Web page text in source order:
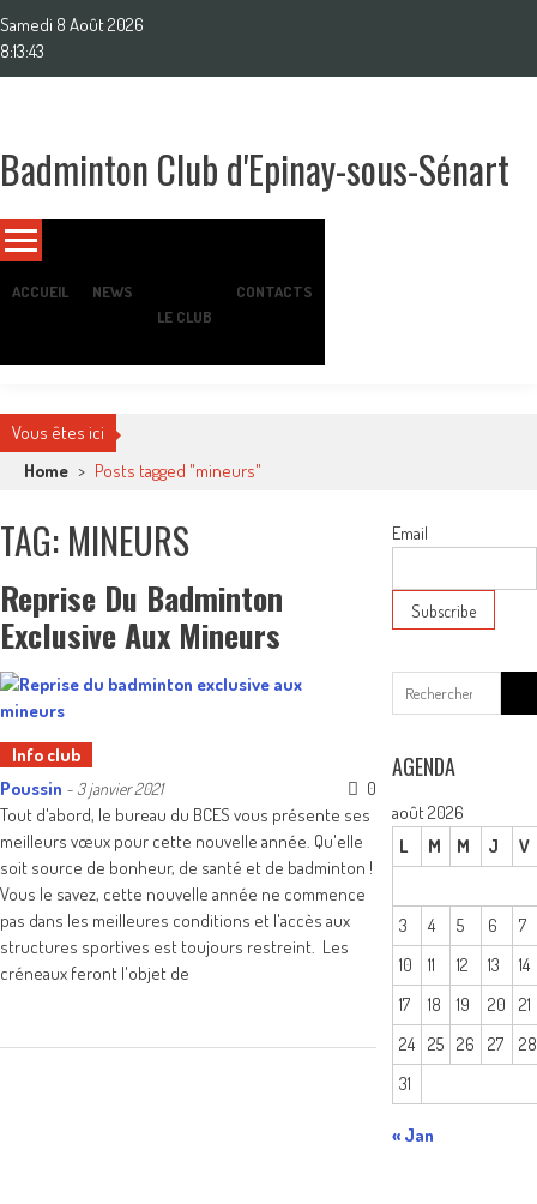
to
content
Samedi 8 Août 2026
8:13:45
Badminton Club d'Epinay-sous-Sénart
ACCUEIL
NEWS
LE CLUB
CONTACTS
Vous êtes ici
Home > Posts tagged "mineurs"
TAG: MINEURS
Reprise Du Badminton
Exclusive Aux Mineurs
Info club
Poussin - 3 janvier 2021
0
Tout d'abord, le bureau du BCES vous présente ses
meilleurs vœux pour cette nouvelle année. Qu'elle
soit source de bonheur, de santé et de badminton !
Vous le savez, cette nouvelle année ne commence
pas dans les meilleures conditions et l'accès aux
structures sportives est toujours restreint. Les
créneaux feront l'objet de
Email
for:
AGENDA
août 2026
L
M M J V
3 4 5 6
7
10
11 12 13
14
17
18 19 20
21
24 25 26 27
28
31
« Jan